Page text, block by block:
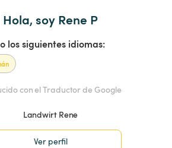
Hola, soy Rene P
los siguientes idiomas:
con el Traductor de Google
Landwirt Rene
Ver perfil